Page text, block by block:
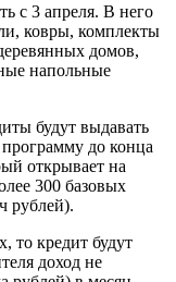
с 3 апреля. В него
ковры, комплекты
домов,
напольные
будут выдавать
до конца
открывает на
300 базовых
рублей).
то кредит будут
доход не